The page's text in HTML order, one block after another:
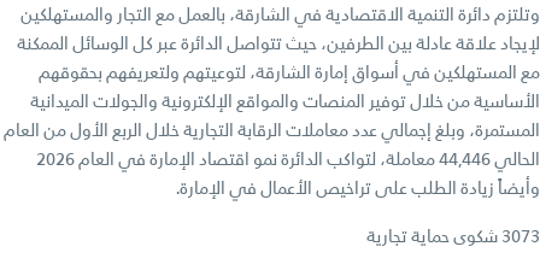
وتلتزم دائرة التنمية الاقتصادية في الشارقة، بالعمل مع التجار والمستهلكين
لإيجاد علاقة عادلة بين الطرفين، حيث تتواصل الدائرة عبر كل الوسائل الممكنة
مع المستهلكين في أسواق إمارة الشارقة، لتوعيتهم ولتعريفهم بحقوقهم
الأساسية من خلال توفير المنصات والمواقع الإلكترونية والجولات الميدانية
المستمرة، وبلغ إجمالي عدد معاملات الرقابة التجارية خلال الربع الأول من العام
الحالي 44,446 معاملة، لتواكب الدائرة نمو اقتصاد الإمارة في العام 2026
وأيضاً زيادة الطلب على تراخيص الأعمال في الإمارة.
3073 شكوى حماية تجارية